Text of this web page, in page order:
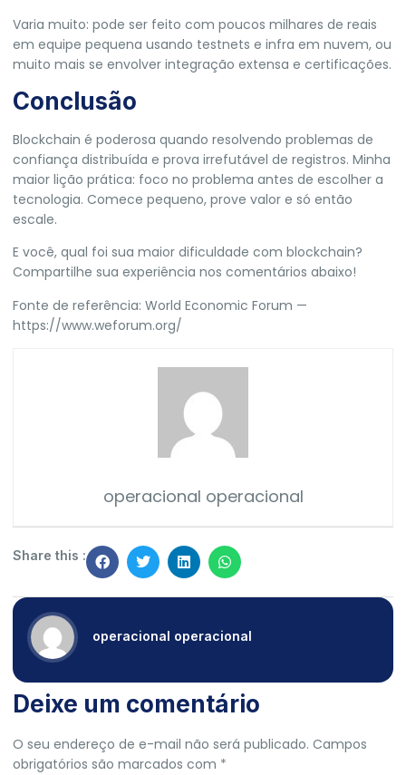
Varia muito: pode ser feito com poucos milhares de reais
em equipe pequena usando testnets e infra em nuvem, ou
muito mais se envolver integração extensa e certificações.
Conclusão
Blockchain é poderosa quando resolvendo problemas de
confiança distribuída e prova irrefutável de registros. Minha
maior lição prática: foco no problema antes de escolher a
tecnologia. Comece pequeno, prove valor e só então
escale.
E você, qual foi sua maior dificuldade com blockchain?
Compartilhe sua experiência nos comentários abaixo!
Fonte de referência: World Economic Forum —
https://www.weforum.org/
operacional operacional
Share this :
operacional operacional
Deixe um comentário
O seu endereço de e-mail não será publicado. Campos
obrigatórios são marcados com *